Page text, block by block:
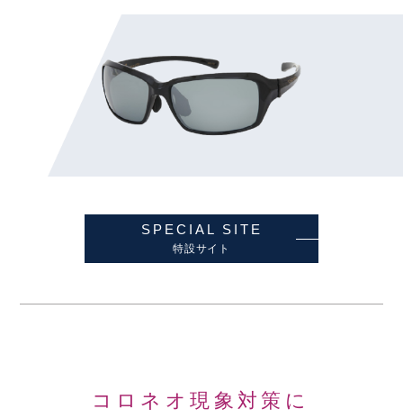
SPECIAL SITE
特設サイト
コロネオ現象対策に